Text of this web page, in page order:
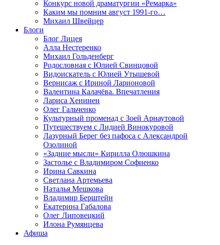
Конкурс новой драматургии «Ремарка»
Каким мы помним август 1991-го…
Михаил Швейцер
Блоги
Блог Лицея
Алла Нестеренко
Михаил Гольденберг
Родословная с Юлией Свинцовой
Видоискатель с Юлией Утышевой
Вернисаж с Ириной Ларионовой
Валентина Калачёва. Впечатления
Лариса Хенинен
Олег Гальченко
Культурный променад с Зоей Арнаутовой
Путешествуем с Лидией Винокуровой
Лазурный Берег без пафоса с Александрой
Озолиной
«Задние мысли» Кирилла Олюшкина
Застолье с Владимиром Софиенко
Ирина Савкина
Светлана Артемьева
Наталья Мешкова
Владимир Берштейн
Екатерина Габалова
Олег Липовецкий
Илона Румянцева
Афиша